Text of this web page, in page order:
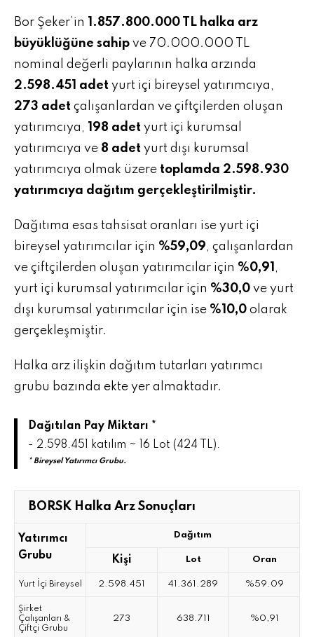
Bor Şeker’in 1.857.800.000 TL halka arz
büyüklüğüne sahip ve 70.000.000 TL
nominal değerli paylarının halka arzında
2.598.451 adet yurt içi bireysel yatırımcıya,
273 adet çalışanlardan ve çiftçilerden oluşan
yatırımcıya, 198 adet yurt içi kurumsal
yatırımcıya ve 8 adet yurt dışı kurumsal
yatırımcıya olmak üzere toplamda 2.598.930
yatırımcıya dağıtım gerçekleştirilmiştir.
Dağıtıma esas tahsisat oranları ise yurt içi
bireysel yatırımcılar için %59,09, çalışanlardan
ve çiftçilerden oluşan yatırımcılar için %0,91 ,
yurt içi kurumsal yatırımcılar için %30,0 ve yurt
dışı kurumsal yatırımcılar için ise %10,0 olarak
gerçekleşmiştir.
Halka arz ilişkin dağıtım tutarları yatırımcı
grubu bazında ekte yer almaktadır.
Dağıtılan Pay Miktarı *
- 2.598.451 katılım ~ 16 Lot (424 TL).
* Bireysel Yatırımcı Grubu.
BORSK Halka Arz Sonuçları
Yatırımcı
Grubu
Dağıtım
Kişi Lot Oran
Yurt İçi Bireysel 2.598.451 41.361.289 %59.09
Şirket
Çalışanları &
Çiftçi Grubu
273 638.711 %0,91